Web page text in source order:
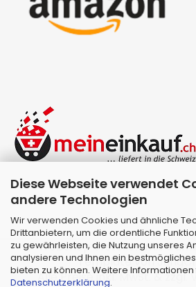
Diese Webseite verwendet
andere Technologien
Wir verwenden Cookies und ähnliche
Drittanbietern, um die ordentliche
zu gewährleisten, die Nutzung unseres
analysieren und Ihnen ein
bieten zu können. Weitere
Datenschutzerklärung.
Webshop erstellenmit
Template von
Alle Preise inkl. MwSt. &